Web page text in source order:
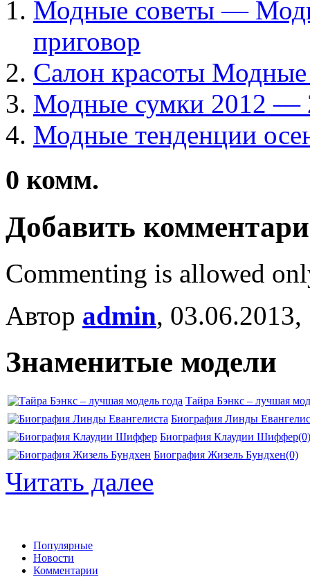
Модные советы —
приговор
Салон красоты
Модные сумки 2012 —
Модные тенденции
0 комм.
Добавить
Commenting is allowed
Автор admin,
Знаменитые модели
Тайра Бэнкс – лучшая
Биография Линды
Биография Клаудии Шиффер(0)
Биография Жизель Бундхен(0)
Читать далее
Популярные
Новости
Комментарии